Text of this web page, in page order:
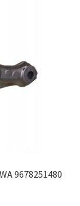
9678251480